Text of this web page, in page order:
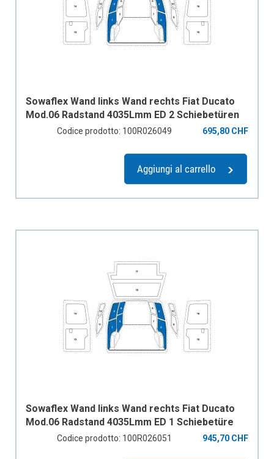
Sowaflex Wand links Wand rechts Fiat Ducato
Mod.06 Radstand 4035Lmm ED 2 Schiebetüren
Codice prodotto: 100R026049 695,80 CHF
Aggiungi al carrello
Sowaflex Wand links Wand rechts Fiat Ducato
Mod.06 Radstand 4035Lmm ED 1 Schiebetüre
Codice prodotto: 100R026051 945,70 CHF